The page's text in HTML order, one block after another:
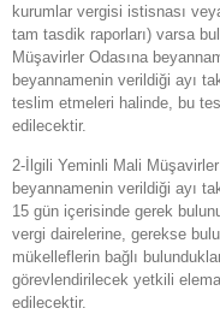
kurumlar vergisi istisnası
tam tasdik raporları) varsa
Müşavirler Odasına
beyannamenin verildiği ayı
teslim etmeleri halinde, bu
edilecektir.
2-İlgili Yeminli Mali
beyannamenin verildiği ayı
15 gün içerisinde gerek
vergi dairelerine, gerekse
mükelleflerin bağlı
görevlendirilecek yetkili
edilecektir.